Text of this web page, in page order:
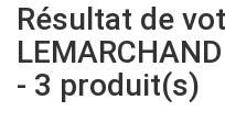
Résultat de
- 3 produit(s)